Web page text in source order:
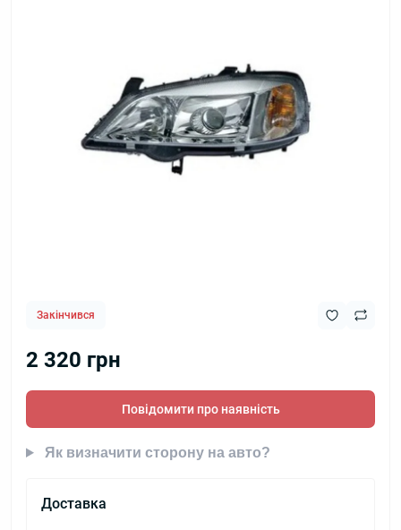
Закінчився
2 320 грн
Повідомити про наявність
Як визначити сторону на авто?
Доставка